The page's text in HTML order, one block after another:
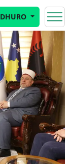
DHURO